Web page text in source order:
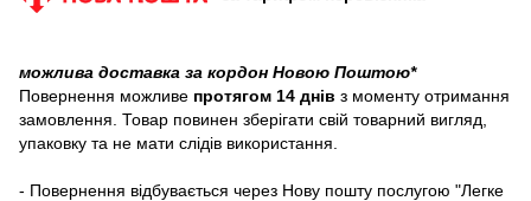
можлива доставка за кордон Новою Поштою*
Повернення можливе протягом 14 днів з моменту отримання
замовлення. Товар повинен зберігати свій товарний вигляд,
упаковку та не мати слідів використання.
- Повернення відбувається через Нову пошту послугою "Легке